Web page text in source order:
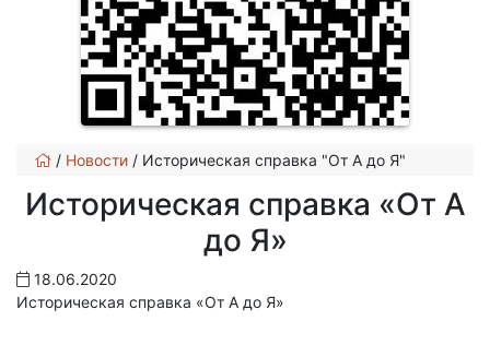
/ Новости / Историческая справка "От А до Я"
Историческая справка «От А
до Я»
18.06.2020
Историческая справка «От А до Я»